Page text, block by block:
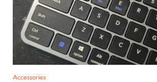
Accessories